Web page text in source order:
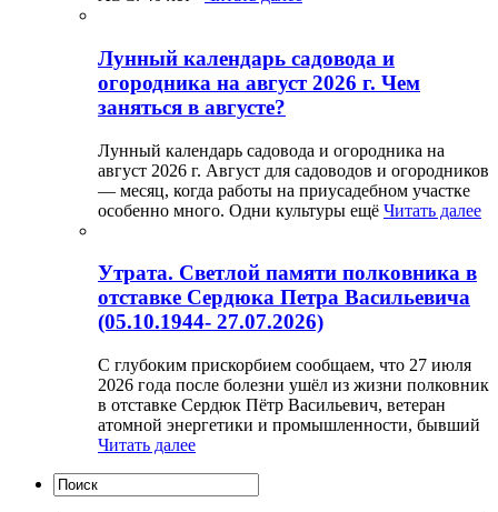
Лунный календарь садовода и
огородника на август 2026 г. Чем
заняться в августе?
Лунный календарь садовода и огородника на
август 2026 г. Август для садоводов и огородников
— месяц, когда работы на приусадебном участке
особенно много. Одни культуры ещё Читать далее
Утрата. Светлой памяти полковника в
отставке Сердюка Петра Васильевича
(05.10.1944- 27.07.2026)
С глубоким прискорбием сообщаем, что 27 июля
2026 года после болезни ушёл из жизни полковник
в отставке Сердюк Пётр Васильевич, ветеран
атомной энергетики и промышленности, бывший
Читать далее